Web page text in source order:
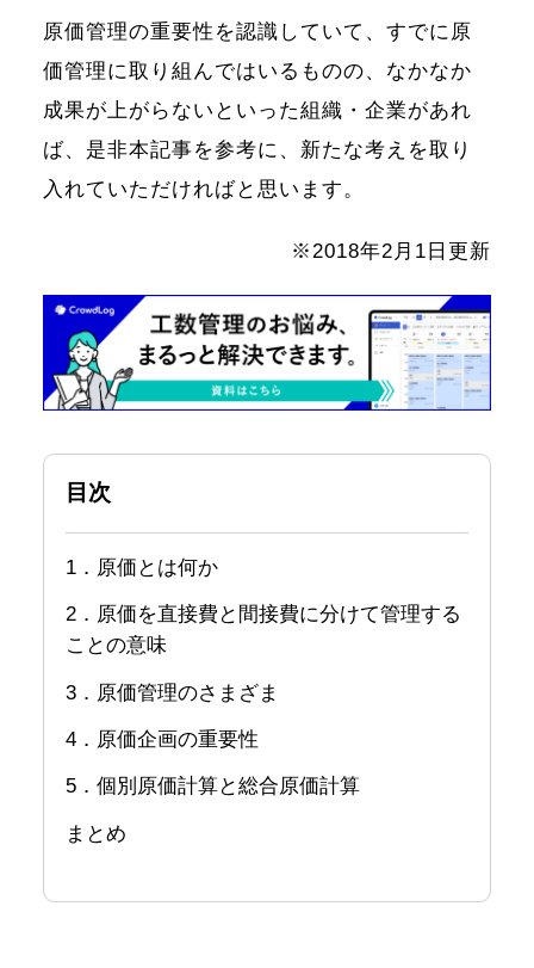
原価管理の重要性を認識していて、すでに原
価管理に取り組んではいるものの、なかなか
成果が上がらないといった組織・企業があれ
ば、是非本記事を参考に、新たな考えを取り
入れていただければと思います。
※2018年2月1日更新
目次
1．原価とは何か
2．原価を直接費と間接費に分けて管理する
ことの意味
3．原価管理のさまざま
4．原価企画の重要性
5．個別原価計算と総合原価計算
まとめ